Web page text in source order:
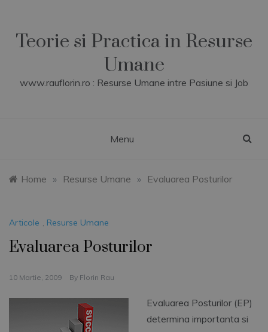
contentTeorie si Practica in Resurse
Umane
www.rauflorin.ro : Resurse Umane intre Pasiune si Job
Menu
Home » Resurse Umane » Evaluarea Posturilor
Articole , Resurse Umane
Evaluarea Posturilor
10 Martie, 2009 By Florin Rau
Evaluarea Posturilor (EP)
determina importanta si